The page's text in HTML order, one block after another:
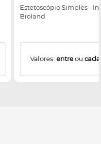
Estetoscópio Simples -
Bioland
Valores: entreou